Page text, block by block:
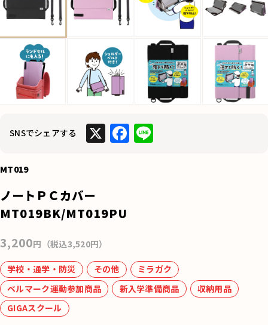
SNSでシェアする X F
k
Li
MT019
ノートＰＣカバー
MT019BK/MT019PU
3,200円（税込3,520円）
学校・通学・防災 その他
ミラガク
ベルマーク運動参加商品
新入学準備商品
収納用品
GIGAスクール